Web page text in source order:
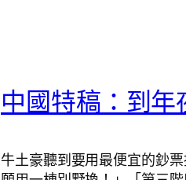
中國特稿：到
牛土豪聽到要用最便宜的鈔